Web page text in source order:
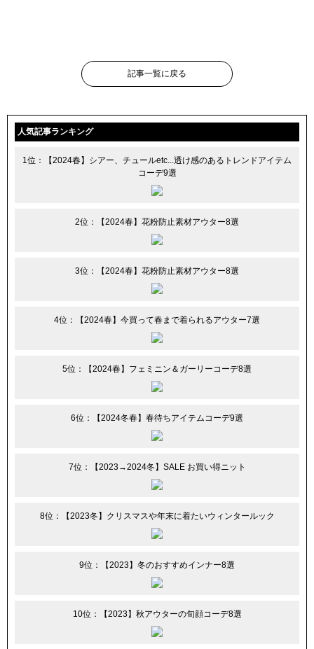
記事一覧に戻る
人気記事ランキング
1位：【2024春】シアー、チュールetc...透け感のあるトレンドアイテム
コーデ9選
2位：【2024春】花粉防止素材アウター8選
3位：【2024春】花粉防止素材アウター8選
4位：【2024春】今買って春まで着られるアウター7選
5位：【2024春】フェミニン＆ガーリーコーデ8選
6位：【2024冬春】春待ちアイテムコーデ9選
7位：【2023→2024冬】SALE お買い得ニット
8位：【2023冬】クリスマスや年末に着たいウィンタールック
9位：【2023】冬のおすすめインナー8選
10位：【2023】秋アウターの旬顔コーデ8選